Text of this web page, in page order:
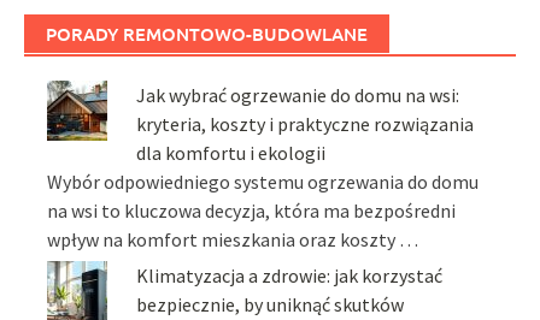
PORADY REMONTOWO-BUDOWLANE
Jak wybrać ogrzewanie do domu na wsi:
kryteria, koszty i praktyczne rozwiązania
dla komfortu i ekologii
Wybór odpowiedniego systemu ogrzewania do domu
na wsi to kluczowa decyzja, która ma bezpośredni
wpływ na komfort mieszkania oraz koszty …
Klimatyzacja a zdrowie: jak korzystać
bezpiecznie, by uniknąć skutków